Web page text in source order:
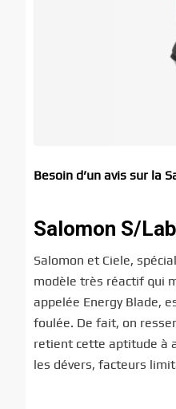
Besoin d’un avis sur la
Salomon S/
Salomon et Ciele,
modèle très réactif qui
appelée Energy Blade,
foulée. De fait, on
retient cette aptitude à
les dévers, facteurs